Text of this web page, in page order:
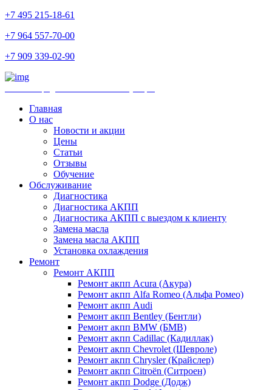
+7 495 215-18-61
+7 964 557-70-00
+7 909 339-02-90
Главная
О нас
Новости и акции
Цены
Статьи
Отзывы
Обучение
Обслуживание
Диагностика
Диагностика АКПП
Диагностика АКПП с выездом к клиенту
Замена масла
Замена масла АКПП
Установка охлаждения
Ремонт
Ремонт АКПП
Ремонт акпп Acura (Акура)
Ремонт акпп Alfa Romeo (Альфа Ромео)
Ремонт акпп Audi
Ремонт акпп Bentley (Бентли)
Ремонт акпп BMW (БМВ)
Ремонт акпп Cadillac (Кадиллак)
Ремонт акпп Chevrolet (Шевроле)
Ремонт акпп Chrysler (Крайслер)
Ремонт акпп Citroën (Ситроен)
Ремонт акпп Dodge (Додж)